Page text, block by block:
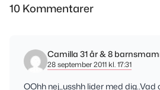
10 Kommentarer
Camilla 31 år & 8
28 september 2011 kl. 17:31
OOhh nej,,usshh lider med dig..Vad